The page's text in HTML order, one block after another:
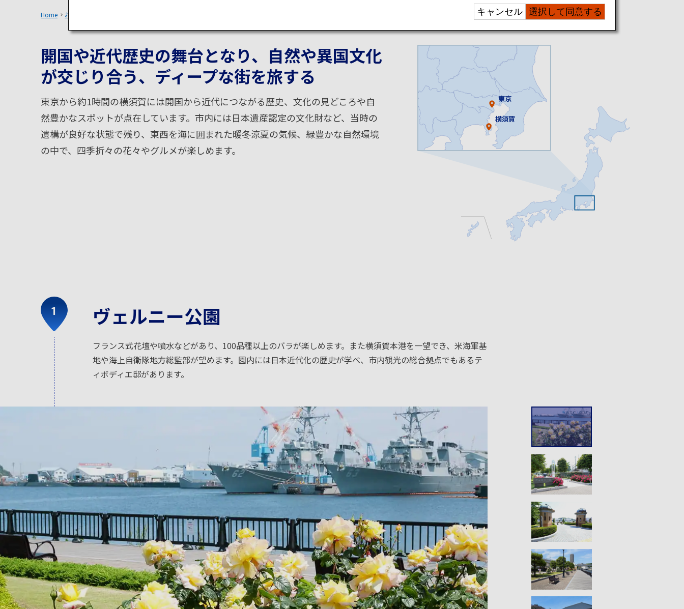
Home おすすめの旅
開国や近代歴史の舞台となり、自然や異国文化
が交じり合う、ディープな街を旅する
東京から約1時間の横須賀には開国から近代につながる歴史、文化の見どころや自
然豊かなスポットが点在しています。市内には日本遺産認定の文化財など、当時の
遺構が良好な状態で残り、東西を海に囲まれた暖冬涼夏の気候、緑豊かな自然環境
の中で、四季折々の花々やグルメが楽しめます。
横須賀
東京
ヴェルニー公園
フランス式花壇や噴水などがあり、100品種以上のバラが楽しめます。また横須賀本港を一望でき、米海軍基
地や海上自衛隊地方総監部が望めます。園内には日本近代化の歴史が学べ、市内観光の総合拠点でもあるテ
ィボディエ邸があります。
選択して同意する
キャンセル